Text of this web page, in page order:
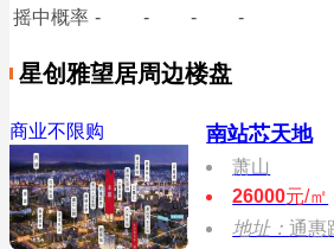
摇中概率 - - - -
星创雅望居周边楼盘
商业不限购 南站芯天地
萧山
26000元/㎡
地址：通惠